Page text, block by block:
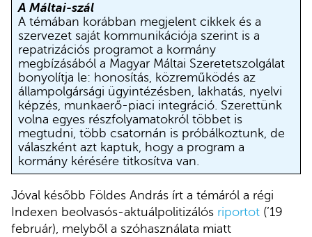
A Máltai-szál
A témában korábban megjelent cikkek és a
szervezet saját kommunikációja szerint is a
repatrizációs programot a kormány
megbízásából a Magyar Máltai Szeretetszolgálat
bonyolítja le: honosítás, közreműködés az
állampolgársági ügyintézésben, lakhatás, nyelvi
képzés, munkaerő-piaci integráció. Szerettünk
volna egyes részfolyamatokról többet is
megtudni, több csatornán is próbálkoztunk, de
válaszként azt kaptuk, hogy a program a
kormány kérésére titkosítva van.
Jóval később Földes András írt a témáról a régi
Indexen beolvasós-aktuálpolitizálós riportot (’19
február), melyből a szóhasználata miatt